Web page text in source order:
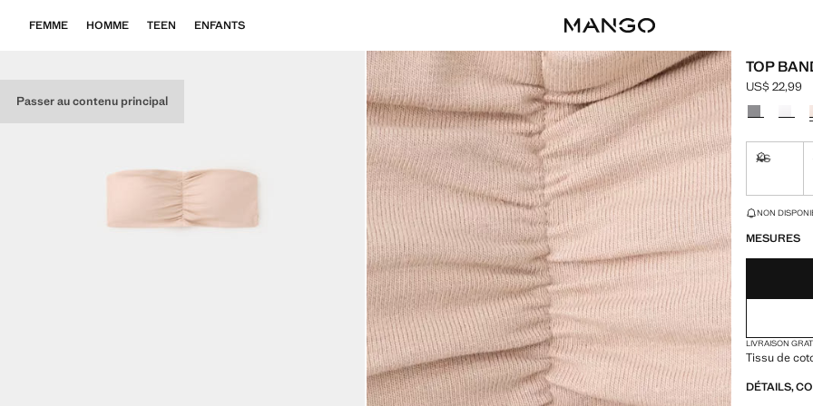
Passer au contenu principal
FEMME HOMME TEEN ENFANTS
TOP
Prix actuel
US$ 22,99
Choisissez
XS
DERNIÈRES
NON
MESURES
LIVRAISON
Tissu de
DÉTAILS,